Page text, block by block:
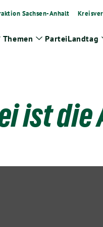
Sachsen-Anhalt
Themen
Zeige
ParteiLandtag
ist die